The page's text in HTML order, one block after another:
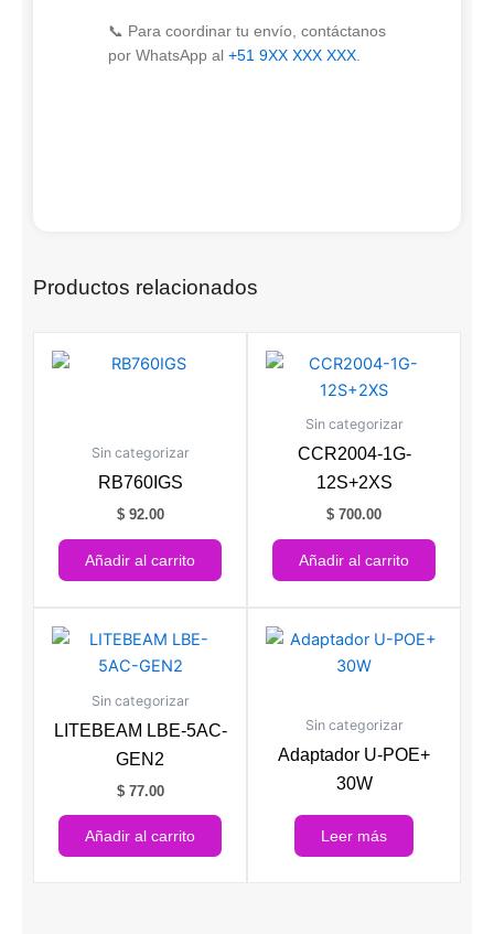
📞 Para coordinar tu envío, contáctanos
por WhatsApp al +51 9XX XXX XXX
Productos relacionados
Sin categorizar
RB760IGS
$92.00
Añadir al carrito
Sin categorizar
CCR2004-1G-
12S+2XS
$ 700.00
Añadir al carrito
Sin categorizar
LITEBEAM LBE-5AC-
GEN2
$77.00
Añadir al carrito
Sin categorizar
Adaptador U-POE+
30W
Leer más